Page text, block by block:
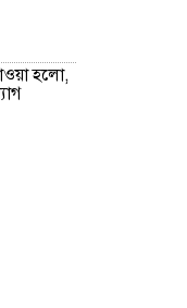
হলো,